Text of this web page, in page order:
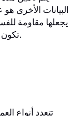
البيانات الأخرى
يجعلها مقاومة
تكون متاحة للجميع، مما يوفر شفافية عالية.
تتعدد أنواع